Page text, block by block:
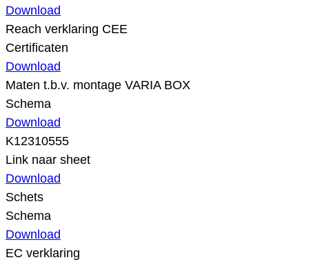
Download
Reach verklaring CEE
Certificaten
Download
Maten t.b.v. montage VARIA BOX
Schema
Download
K12310555
Link naar sheet
Download
Schets
Schema
Download
EC verklaring